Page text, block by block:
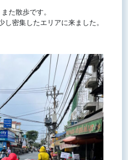
た散歩です。
密集したエリアに来ました。